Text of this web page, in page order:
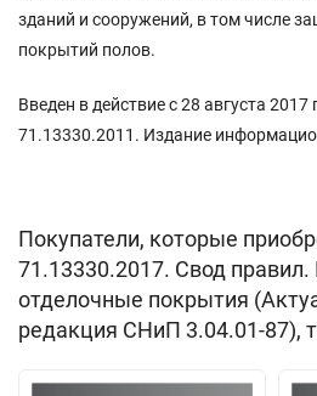
зданий и сооружений, в том числе
покрытий полов.
Введен в действие с 28 августа
71.13330.2011. Издание
Покупатели, которые
71.13330.2017. Свод
отделочные покрытия
редакция СНиП 3.04.01-87),